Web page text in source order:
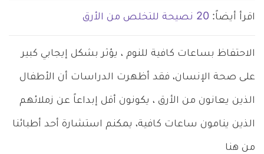
اقرأ أيضاً: 20 نصيحة للتخلص من الأرق
الاحتفاظ بساعات كافية للنوم ، يؤثر بشكل إيجابي كبير
على صحة الإنسان، فقد أظهرت الدراسات أن الأطفال
الذين يعانون من الأرق ، يكونون أقل إبداعاً عن زملائهم
الذين ينامون ساعات كافية، يمكنم استشارة أحد أطبائنا
من هنا